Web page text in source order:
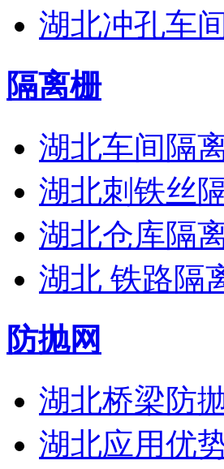
湖北冲孔车
隔离栅
湖北车间隔
湖北刺铁丝
湖北仓库隔
湖北 铁路隔
防抛网
湖北桥梁防
湖北应用优